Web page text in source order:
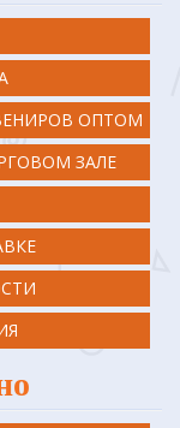
ОПТОМ
ЗАЛЕ